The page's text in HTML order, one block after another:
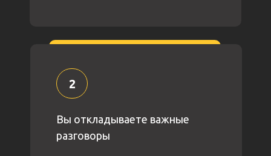
2
Вы откладываете важные
разговоры